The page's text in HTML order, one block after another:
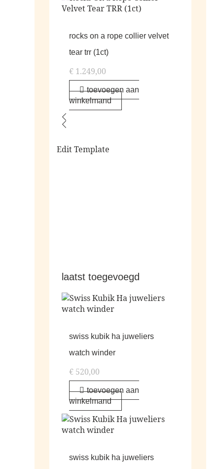
rocks on a rope collier velvet
tear trr (1ct)
€ 1.249,00
toevoegen aan
winkelmand
Edit Template
laatst toegevoegd
swiss kubik ha juweliers
watch winder
€ 520,00
toevoegen aan
winkelmand
swiss kubik ha juweliers